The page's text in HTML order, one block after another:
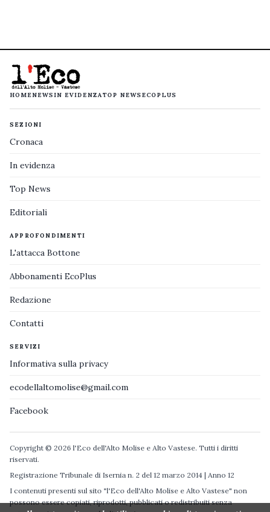
HOMENEWS IN EVIDENZATOP NEWS ECOPLUS
SEZIONI
Cronaca
In evidenza
Top News
Editoriali
APPROFONDIMENTI
L'attacca Bottone
Abbonamenti EcoPlus
Redazione
Contatti
SERVIZI
Informativa sulla privacy
ecodellaltomolise@gmail.com
Facebook
Copyright © 2026 l'Eco dell'Alto Molise e Alto Vastese. Tutti i diritti
riservati.
Registrazione Tribunale di Isernia n. 2 del 12 marzo 2014 | Anno 12
I contenuti presenti sul sito "l'Eco dell'Alto Molise e Alto Vastese" non
possono essere copiati, riprodotti, pubblicati o redistribuiti senza